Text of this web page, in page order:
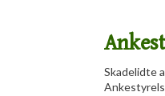
Skadelidte